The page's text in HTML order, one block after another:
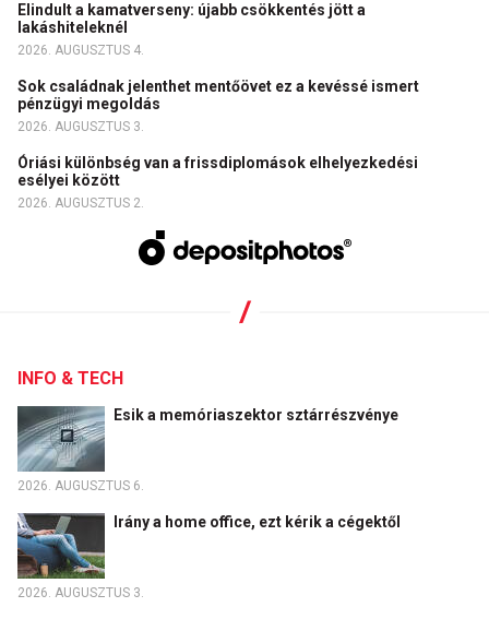
Elindult a kamatverseny: újabb csökkentés jött a
lakáshiteleknél
2026. AUGUSZTUS 4.
Sok családnak jelenthet mentőövet ez a kevéssé ismert
pénzügyi megoldás
2026. AUGUSZTUS 3.
Óriási különbség van a frissdiplomások elhelyezkedési
esélyei között
2026. AUGUSZTUS 2.
INFO & TECH
Esik a memóriaszektor sztárrészvénye
2026. AUGUSZTUS 6.
Irány a home office, ezt kérik a cégektől
2026. AUGUSZTUS 3.